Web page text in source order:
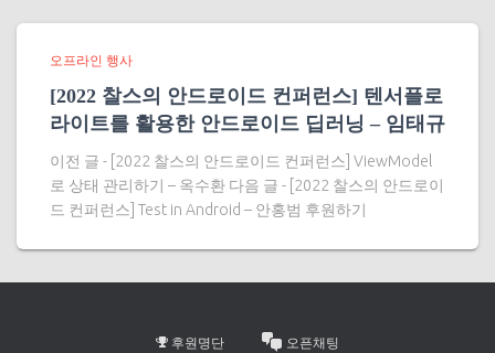
오프라인 행사
[2022 찰스의 안드로이드 컨퍼런스] 텐서플로
라이트를 활용한 안드로이드 딥러닝 – 임태규
이전 글 - [2022 찰스의 안드로이드 컨퍼런스] ViewModel
로 상태 관리하기 – 옥수환 다음 글 - [2022 찰스의 안드로이
드 컨퍼런스] Test in Android – 안홍범 후원하기
후원명단 오픈채팅